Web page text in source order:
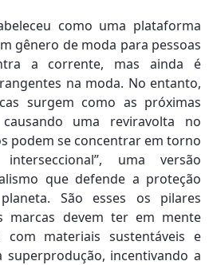
como uma plataforma
gênero de moda para pessoas
a corrente, mas ainda é
na moda. No entanto,
surgem como as próximas
uma reviravolta no
podem se concentrar em torno
uma versão
que defende a proteção
São esses os pilares
marcas devem ter em mente
com materiais sustentáveis ​​e
superprodução, incentivando a